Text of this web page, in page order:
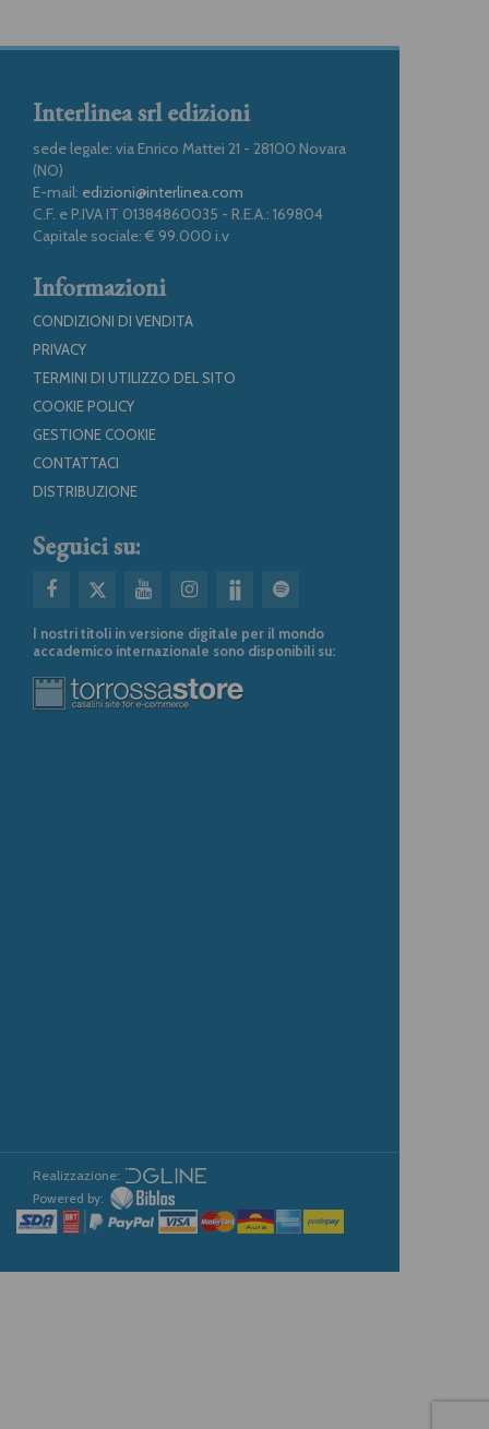
Interlinea srl edizioni
sede legale: via Enrico Mattei 21 - 28100 Novara
(NO)
E-mail: edizioni@interlinea.com
C.F. e P.IVA IT 01384860035 - R.E.A.: 169804
Capitale sociale: € 99.000 i.v
Informazioni
CONDIZIONI DI VENDITA
PRIVACY
TERMINI DI UTILIZZO DEL SITO
COOKIE POLICY
GESTIONE COOKIE
CONTATTACI
DISTRIBUZIONE
Seguici su:
I nostri titoli in versione digitale per il mondo
accademico internazionale sono disponibili su:
Realizzazione:
Powered by: